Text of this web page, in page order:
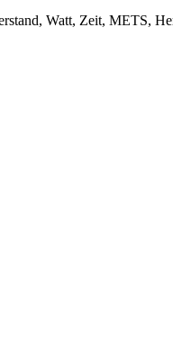
Watt, Zeit, METS,